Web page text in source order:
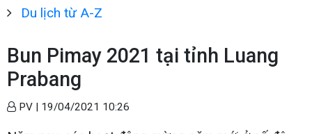
Du lịch từ A-Z
Bun Pimay 2021 tại tỉnh Luang
Prabang
PV | 19/04/2021 10:26